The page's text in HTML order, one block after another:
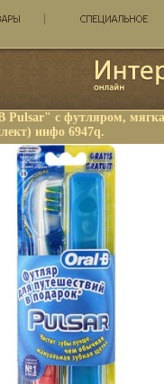
Pulsar" с футляром,
инфо 6947q.